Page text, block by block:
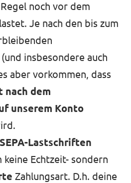
noch vor dem
Je nach den bis zum
insbesondere auch
aber vorkommen, dass
nach dem
unserem Konto
SEPA-Lastschriften
keine Echtzeit- sondern
Zahlungsart. D.h. deine